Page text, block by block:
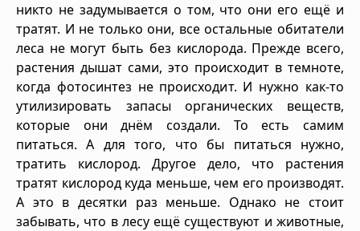
никто не задумывается о том, что они его ещё и
тратят. И не только они, все остальные обитатели
леса не могут быть без кислорода. Прежде всего,
растения дышат сами, это происходит в темноте,
когда фотосинтез не происходит. И нужно как-то
утилизировать запасы органических веществ,
которые они днём создали. То есть самим
питаться. А для того, что бы питаться нужно,
тратить кислород. Другое дело, что растения
тратят кислород куда меньше, чем его производят.
А это в десятки раз меньше. Однако не стоит
забывать, что в лесу ещё существуют и животные,